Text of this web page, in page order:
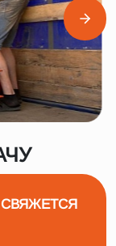
СВЯЖЕТСЯ